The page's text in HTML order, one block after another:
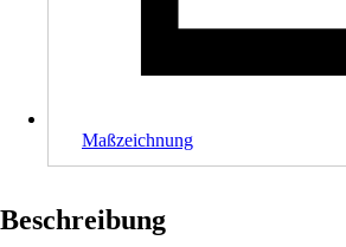
Maßzeichnung
Beschreibung